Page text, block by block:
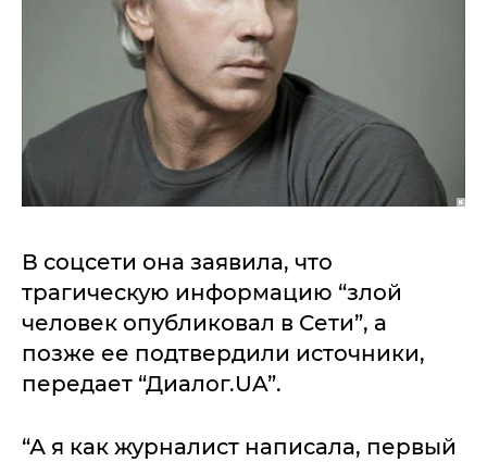
В соцсети она заявила, что
трагическую информацию “злой
человек опубликовал в Сети”, а
позже ее подтвердили источники,
передает “Диалог.UA”.
“А я как журналист написала, первый